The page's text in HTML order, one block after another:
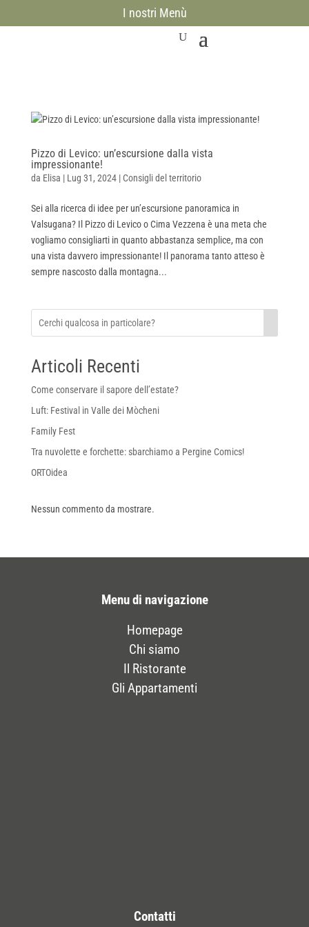
I nostri Menù
Pizzo di Levico: un’escursione dalla vista
impressionante!
da Elisa | Lug 31, 2024| Consigli del territorio
Sei alla ricerca di idee per un’escursione panoramica in
Valsugana? Il Pizzo di Levico o Cima Vezzena è una meta che
vogliamo consigliarti in quanto abbastanza semplice, ma con
una vista davvero impressionante! Il panorama tanto atteso è
sempre nascosto dalla montagna...
Articoli Recenti
Come conservare il sapore dell’estate?
Luft: Festival in Valle dei Mòcheni
Family Fest
Tra nuvolette e forchette: sbarchiamo a Pergine Comics!
ORTOidea
Nessun commento da mostrare.
Menu di navigazione
Homepage
Chi siamo
Il Ristorante
Gli Appartamenti
Contatti